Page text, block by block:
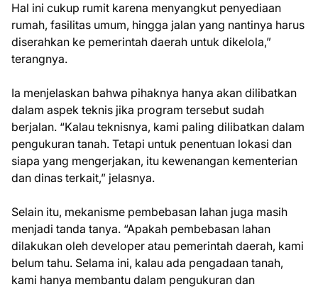
Hal ini cukup rumit karena menyangkut penyediaan
rumah, fasilitas umum, hingga jalan yang nantinya harus
diserahkan ke pemerintah daerah untuk dikelola,”
terangnya.
Ia menjelaskan bahwa pihaknya hanya akan dilibatkan
dalam aspek teknis jika program tersebut sudah
berjalan. “Kalau teknisnya, kami paling dilibatkan dalam
pengukuran tanah. Tetapi untuk penentuan lokasi dan
siapa yang mengerjakan, itu kewenangan kementerian
dan dinas terkait,” jelasnya.
Selain itu, mekanisme pembebasan lahan juga masih
menjadi tanda tanya. “Apakah pembebasan lahan
dilakukan oleh developer atau pemerintah daerah, kami
belum tahu. Selama ini, kalau ada pengadaan tanah,
kami hanya membantu dalam pengukuran dan